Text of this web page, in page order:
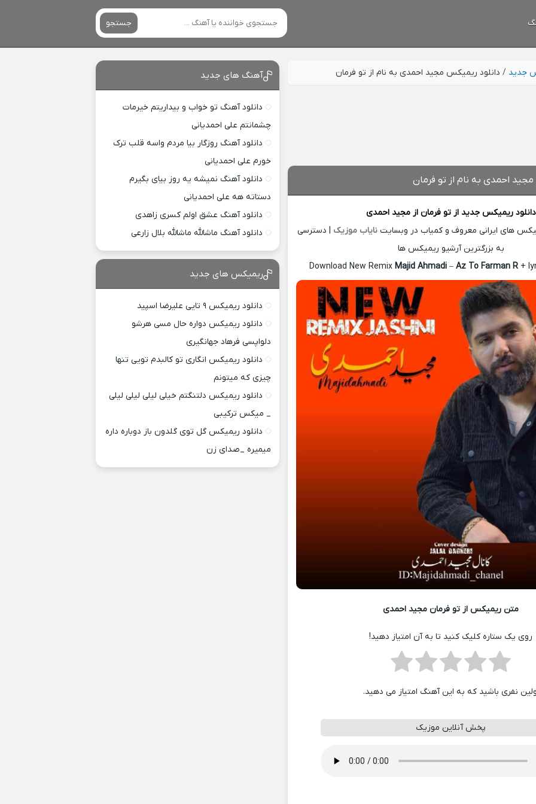
جستجو
جدید / دانلود ریمیکس مجید احمدی به نام از تو فرمان
احمدی به نام از تو فرمان
دانلود ریمیکس جدید از تو فرمان ازمجید احمدی
های ایرانی معروف و کمیاب در وبسایت نایاب موزیک | دسترسی
به بزرگترین آرشیو ریمیکس ها
Download New Remix Majid Ahmadi– Az To Farman R+
متن ریمیکس از تو فرمان مجید احمدی
روی یک ستاره کلیک کنید تا به آن امتیاز دهید!
نفری باشید که به این آهنگ امتیاز می دهید.
پخش آنلاین موزیک
آهنگ های جدید
دانلود آهنگ تو خواب و بیداریتم خیرمات
چشمانتم علی احمدیانی
دانلود آهنگ روزگار بیا مردم واسه قلب ترک
خورم علی احمدیانی
دانلود آهنگ نمیشه یه روز بیای بگیرم
دستاته هه علی احمدیانی
دانلود آهنگ عشق اولم کسری زاهدی
دانلود آهنگ ماشالله ماشالله بلال زارعی
ریمیکس های جدید
دانلود ریمیکس ۹ تایی علیرضا اسپید
دانلود ریمیکس دواره حال مسی هرشو
دلواپسی فرهاد جهانگیری
دانلود ریمیکس انگاری تو کالبدم تویی تنها
چیزی که میتونم
دانلود ریمیکس دلتنگتم خیلی لیلی لیلی لیلی
_ میکس ترکیبی
دانلود ریمیکس گل توی گلدون باز دوباره داره
میمیره _صدای زن